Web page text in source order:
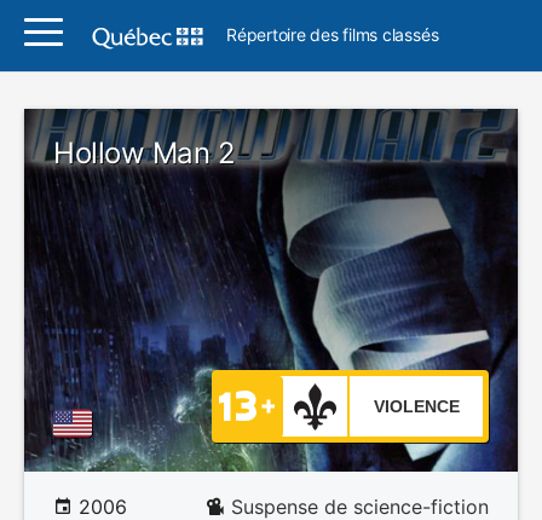
Répertoire des films classés
Hollow Man 2
VIOLENCE
2006 Suspense de science-fiction